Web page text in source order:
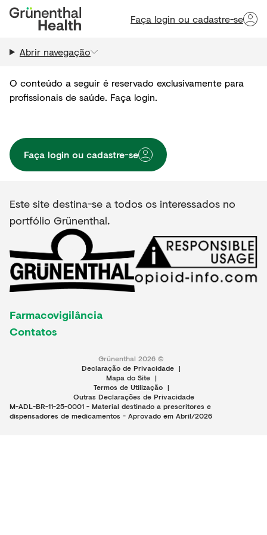
Faça login ou cadastre-se
Abrir navegação
O conteúdo a seguir é reservado exclusivamente para
profissionais de saúde. Faça login.
Faça login ou cadastre-se
Este site destina-se a todos os interessados no
portfólio Grünenthal.
Farmacovigilância
Contatos
Grünenthal 2026 ©
Declaração de Privacidade |
Mapa do Site |
Termos de Utilização |
Outras Declarações de Privacidade
M-ADL-BR-11-25-0001 - Material destinado a prescritores e
dispensadores de medicamentos - Aprovado em Abril/2026